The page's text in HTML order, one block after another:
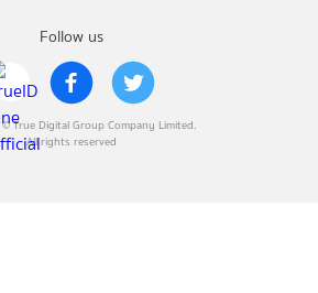
Follow us
True Digital Group Company Limited.
All rights reserved